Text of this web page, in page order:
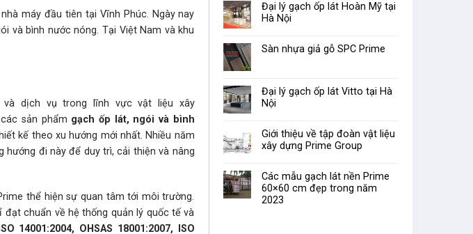
máy đầu tiên tại Vĩnh Phúc. Ngày nay
và bình nước nóng. Tại Việt Nam và khu
dịch vụ trong lĩnh vực vật liệu xây
sản phẩm gạch ốp lát, ngói và bình
kế theo xu hướng mới nhất. Nhiều năm
đi này để duy trì, cải thiện và nâng
thể hiện sự quan tâm tới môi trường.
chuẩn về hệ thống quản lý quốc tế và
14001:2004, OHSAS 18001:2007, ISO
Đại lý gạch ốp lát Hoàn Mỹ tại
Hà Nội
Sàn nhựa giả gỗ SPC Prime
Đại lý gạch ốp lát Vitto tại Hà
Nội
Giới thiệu về tập đoàn vật liệu
xây dựng Prime Group
Các mẫu gạch lát nền Prime
60×60 cm đẹp trong năm
2023